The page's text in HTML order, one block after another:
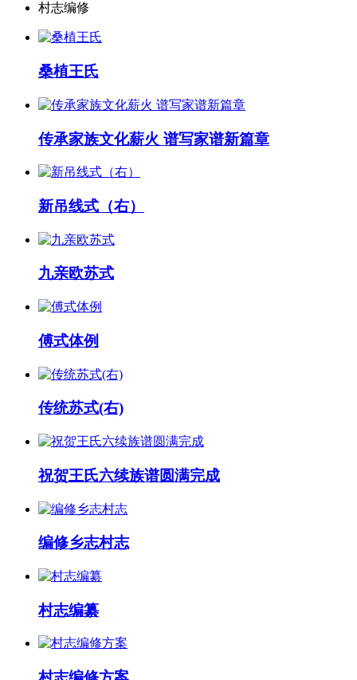
村志编修
桑植王氏
传承家族文化薪火 谱写家谱新篇章
新吊线式（右）
九亲欧苏式
傅式体例
传统苏式(右)
祝贺王氏六续族谱圆满完成
编修乡志村志
村志编纂